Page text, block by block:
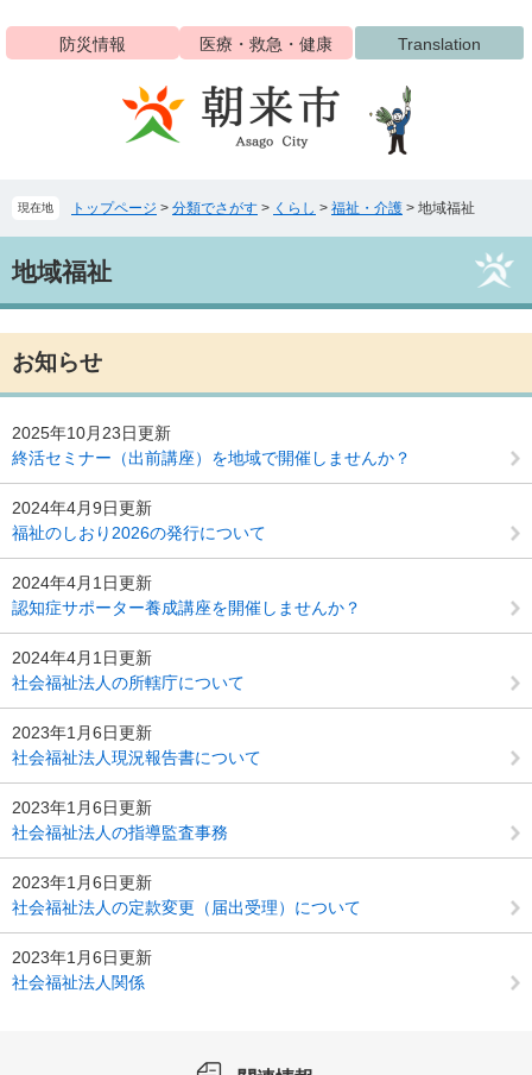
ジ
ュ
本
文
へ
防災情報 医療・救急・健康 Translation
現在地 トップページ > 分類でさがす > くらし > 福祉・介護 > 地域福祉
文地域福祉
お知らせ
2025年10月23日更新
終活セミナー（出前講座）を地域で開催しませんか？
2024年4月9日更新
福祉のしおり2026の発行について
2024年4月1日更新
認知症サポーター養成講座を開催しませんか？
2024年4月1日更新
社会福祉法人の所轄庁について
2023年1月6日更新
社会福祉法人現況報告書について
2023年1月6日更新
社会福祉法人の指導監査事務
2023年1月6日更新
社会福祉法人の定款変更（届出受理）について
2023年1月6日更新
社会福祉法人関係